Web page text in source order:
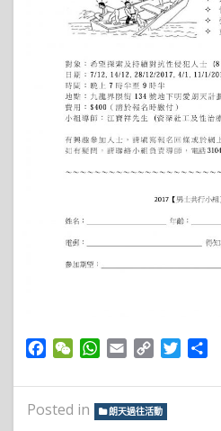
Facebook
WeChatWhatsApp
Email Copy
Twitter
Posted in 朗天過往活動